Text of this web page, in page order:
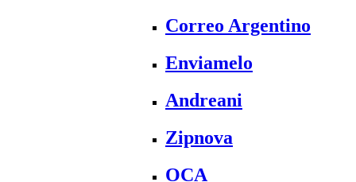
Correo Argentino
Enviamelo
Andreani
Zipnova
OCA